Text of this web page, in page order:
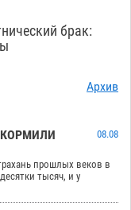
брак:
Архив
08.08
прошлых веков в
тысяч, и у